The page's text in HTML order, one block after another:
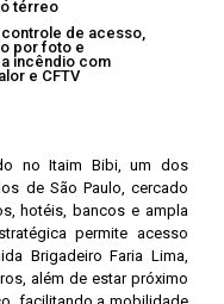
térreo
de acesso,
por foto e
incêndio com
e CFTV
no Itaim Bibi, um dos
de São Paulo, cercado
hotéis, bancos e ampla
permite acesso
Brigadeiro Faria Lima,
além de estar próximo